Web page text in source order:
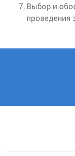
Выбор и
проведения